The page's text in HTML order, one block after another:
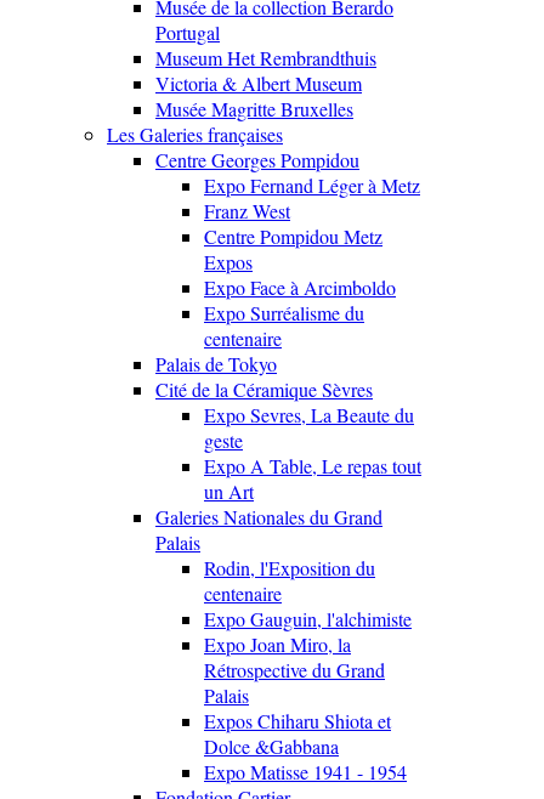
Musée de la collection Berardo
Portugal
Museum Het Rembrandthuis
Victoria & Albert Museum
Musée Magritte Bruxelles
Les Galeries françaises
Centre Georges Pompidou
Expo Fernand Léger à Metz
Franz West
Centre Pompidou Metz
Expos
Expo Face à Arcimboldo
Expo Surréalisme du
centenaire
Palais de Tokyo
Cité de la Céramique Sèvres
Expo Sevres, La Beaute du
geste
Expo A Table, Le repas tout
un Art
Galeries Nationales du Grand
Palais
Rodin, l'Exposition du
centenaire
Expo Gauguin, l'alchimiste
Expo Joan Miro, la
Rétrospective du Grand
Palais
Expos Chiharu Shiota et
Dolce &Gabbana
Expo Matisse 1941 - 1954